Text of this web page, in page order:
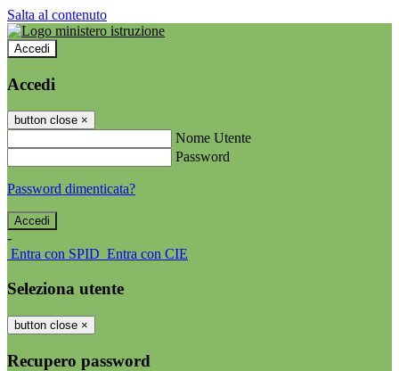
Salta al contenuto
Accedi
Accedi
button close ×
Nome Utente
Password
Password dimenticata?
-
Entra con SPID Entra con CIE
Seleziona utente
button close ×
Recupero password